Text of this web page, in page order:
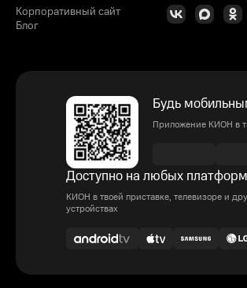
Корпоративный сайт
Блог
Будь
Приложение КИОН в
Доступно на любых
КИОН в твоей приставке, телевизоре и
устройствах